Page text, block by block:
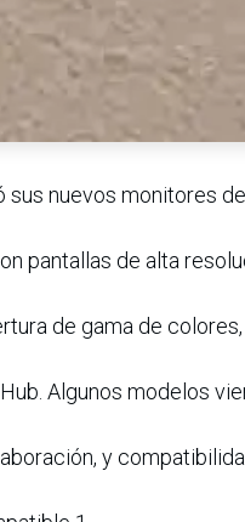
nuevos monitores
pantallas de alta
de gama de
Algunos modelos
y